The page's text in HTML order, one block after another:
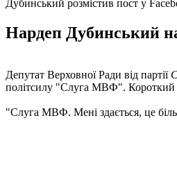
Дубинський розмістив пост у
Нардеп Дубинський
Депутат Верховної Ради від партії
політсилу "Слуга МВФ". Короткий
"Слуга МВФ. Мені здається, це